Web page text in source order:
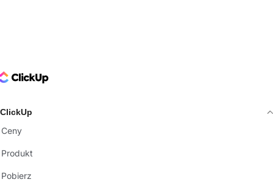
Logo
ClickUp
Ceny
Produkt
Pobierz